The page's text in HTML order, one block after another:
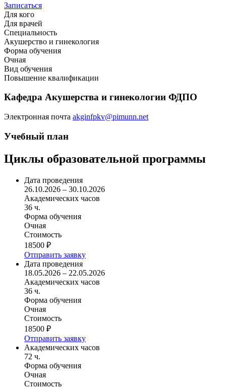
Записаться
Для кого
Для врачей
Специальность
Акушерство и гинекология
Форма обучения
Очная
Вид обучения
Повышение квалификации
Кафедра Акушерства и гинекологии ФДПО
Электронная почта akginfpkv@pimunn.net
Учебный план
Циклы образовательной программы
Дата проведения
26.10.2026 – 30.10.2026
Академических часов
36 ч.
Форма обучения
Очная
Стоимость
18500 ₽
Отправить заявку
Дата проведения
18.05.2026 – 22.05.2026
Академических часов
36 ч.
Форма обучения
Очная
Стоимость
18500 ₽
Отправить заявку
Академических часов
72 ч.
Форма обучения
Очная
Стоимость